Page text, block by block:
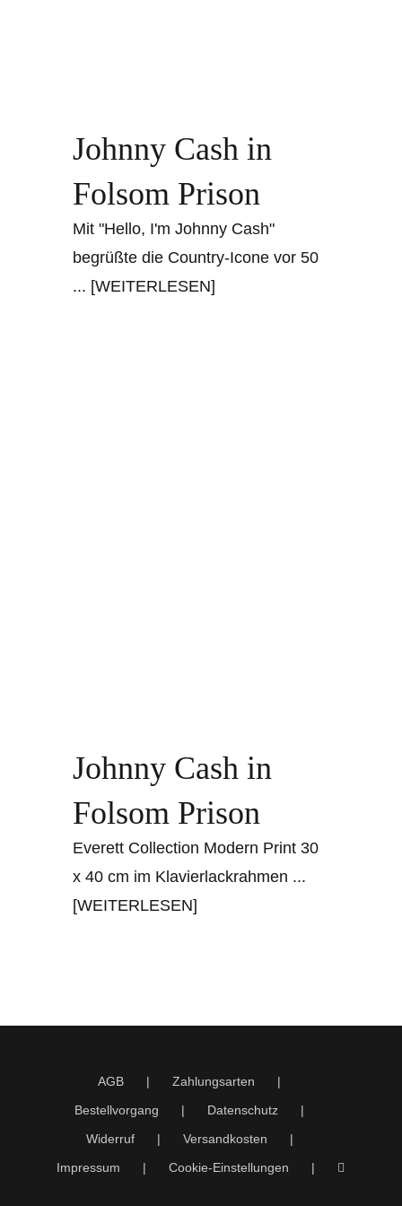
Johnny Cash in
Folsom Prison
Mit "Hello, I'm Johnny Cash"
begrüßte die Country-Icone vor 50
... [WEITERLESEN]
Johnny Cash in
Folsom Prison
Everett Collection Modern Print 30
x 40 cm im Klavierlackrahmen ...
[WEITERLESEN]
AGB
Zahlungsarten
Bestellvorgang
Datenschutz
Widerruf
Versandkosten
Impressum
Cookie-Einstellungen